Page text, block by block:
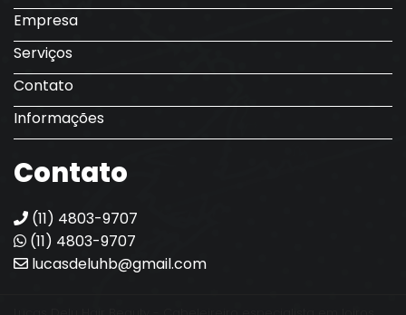
Empresa
Serviços
Contato
Informações
Contato
(11) 4803-9707
(11) 4803-9707
lucasdeluhb@gmail.com